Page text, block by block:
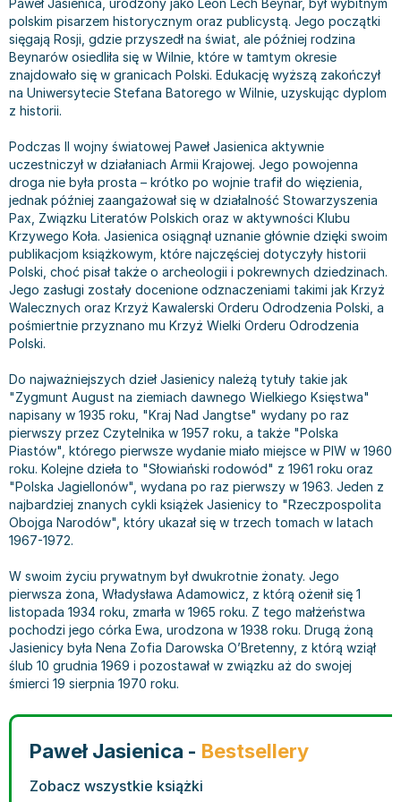
Bajki wiersze
Do kolorowania i naklejania
Kontrastowe obrazki
Kreatywne / Aktywizujące
Poznawanie świata
Edukacja przedszkolna
Liceum, Technikum
Szkoła podstawowa
Szkoły wyższe
Szkoła zawodowa
Książki: finanse, księgowość, bankowość
Książki o gospodarce
Inne
Książki o marketingu
Książki o zarządzaniu
Archeologia - książki
Historia Polski - książki
Historia świata - książki
II Wojna Światowa - książki
Książki militarne
Książki: Prawo
Inne
Książki: Prawo administracyjne
Książki: Prawo cywilne
Książki: Prawo karne
Książki: Prawo konstytucyjne
Książki: Prawo międzynarodowe
Książki: Prawo - orzecznictwo
Książki: Prawo pracy
Książki: Prawo Unii Europejskiej
Teksty aktów prawnych
Chemia - książki
Książki o fizyce i astronomii
Geografia - książki
Inne
Książki do matematyki
Książki medyczne
Książki do nauk przyrodniczych
nauki ścisłe
Książki do nauk społecznych i humanistycznych
Książki: pamiętniki, dzienniki i listy
Wywiady, wspomnienia - książki
Komiksy
Komiksy dla dorosłych
Komiksy dla dzieci
Komiksy obcojęzyczne
Fantastyka, horror - książki
Książki fantasy
Książki horrory
Science Fiction - książki
Książki kryminały
Książki z poezją, aforyzmami i dramaty
Książki dramaty
Książki humorystyczne i aforyzmy
Książki o sztuce
Książki: Film, muzyka, teatr
Książki: Historia sztuki
Książki o architekturze
Książki: Sztuka użytkowa
Książki: Sztuki wizualne
Inne
Liceum i technikum
Podręczniki do 1 klasy liceum i technikum
Podręczniki do 2 klasy liceum i technikum
Podręczniki do 3 klasy liceum i technikum
Podręczniki do klasy 4 liceum i technikum
Podręczniki do 1 klasy szkoły zawodowej
Podręczniki do 2 klasy szkoły zawodowej
Podręczniki do 3 klasy szkoły zawodowej
Książki dla dzieci
Książki dla dzieci do 2 lat
Książki: bajki dla dzieci do 2 lat
Do kąpieli i zabawy
Kolorowanki i książki do naklejania do 2 lat
Książki grające, z puzzlami i magnesami do 2 lat
Poznawanie świata dla dzieci do 2 lat - książki
Książki dla dzieci 3-5 lat
Książki: bajki dla dzieci 3-5 lat
Kolorowanki i książki do naklejania 3-5 lat
Książki do nauki języków obcych 3-5 lat
Książki do nauki pisania i liczenia 3-5 lat
Książki grające, z puzzlami i magnesami 3-5 lat
Poznawanie świata dla dzieci 3-5 lat - książki
Książki o zainteresowaniach dla dzieci 3-5 lat
Książki dla dzieci 6-8 lat
Książki do nauki czytania 6-8 lat
Książki do nauki języków obcych 6-8 lat
Książki do nauki pisania i liczenia 6-8 lat
Kreatywne i aktywizujące książki dla dzieci 6-8 lat
Poznawanie świata dla dzieci 6-8 lat - książki
Książki o zainteresowaniach dla dzieci 6-8 lat
Książki o sportowcach
Książki: Turystyka i podróże
Albumy krajoznawcze
Albumy krajoznawcze - Polska
Albumy krajoznawcze - Świat
Atlasy - Polska
Atlasy - świat
Globusy
Mapy
Mapy - Polska
Mapy - Świat
Przewodniki turystyczne
Przewodniki turystyczne - Polska
Przewodniki turystyczne - Świat
Książki: Rodzina, związki
Książki: Zdrowie
Kuchnia i diety - książki
Autorskie książki kucharskie
Ciasta, desery, wypieki - książki
Diety, zdrowe żywienie - książki
Książki kucharskie
Napoje - książki
Książki: Poradniki
Inne
Książki: Dom, ogród - poradniki
Książki: Hobby - poradniki
Książki: Moda, uroda, savoir vivre - poradniki
Książki pamiątkowe
Julian Tuwim
Bracia Grimm
Stephen King
Tanya Valko
Lauren Kate
E. L. James
Virginia C. Andrews
Waldemar Łysiak
Monika Szwaja
Camilla Läckberg
Jan Kochanowski
Henning Mankell
Beata Pawlikowska
L.J. Smith
Bear Grylls
Dean Koontz
Andrzej Sapkowski
Stephenie Meyer
Robert Ludlum
Maria Czubaszek
Nora Roberts
Katarzyna Grochola
Ewa Nowak
Robin Cook
Carlos Ruiz Zafon
Konrad Gaca
Jerzy Zięba
Jodi Picoult
Abbi Glines
Alfred Szklarski
Paweł Jasienica, urodzony jako Leon Lech Beynar, był wybitnym
polskim pisarzem historycznym oraz publicystą. Jego początki
sięgają Rosji, gdzie przyszedł na świat, ale później rodzina
Beynarów osiedliła się w Wilnie, które w tamtym okresie
znajdowało się w granicach Polski. Edukację wyższą zakończył
na Uniwersytecie Stefana Batorego w Wilnie, uzyskując dyplom
z historii.
Podczas II wojny światowej Paweł Jasienica aktywnie
uczestniczył w działaniach Armii Krajowej. Jego powojenna
droga nie była prosta – krótko po wojnie trafił do więzienia,
jednak później zaangażował się w działalność Stowarzyszenia
Pax, Związku Literatów Polskich oraz w aktywności Klubu
Krzywego Koła. Jasienica osiągnął uznanie głównie dzięki swoim
publikacjom książkowym, które najczęściej dotyczyły historii
Polski, choć pisał także o archeologii i pokrewnych dziedzinach.
Jego zasługi zostały docenione odznaczeniami takimi jak Krzyż
Walecznych oraz Krzyż Kawalerski Orderu Odrodzenia Polski, a
pośmiertnie przyznano mu Krzyż Wielki Orderu Odrodzenia
Polski.
Do najważniejszych dzieł Jasienicy należą tytuły takie jak
"Zygmunt August na ziemiach dawnego Wielkiego Księstwa"
napisany w 1935 roku, "Kraj Nad Jangtse" wydany po raz
pierwszy przez Czytelnika w 1957 roku, a także "Polska
Piastów", którego pierwsze wydanie miało miejsce w PIW w 1960
roku. Kolejne dzieła to "Słowiański rodowód" z 1961 roku oraz
"Polska Jagiellonów", wydana po raz pierwszy w 1963. Jeden z
najbardziej znanych cykli książek Jasienicy to "Rzeczpospolita
Obojga Narodów", który ukazał się w trzech tomach w latach
1967-1972.
W swoim życiu prywatnym był dwukrotnie żonaty. Jego
pierwsza żona, Władysława Adamowicz, z którą ożenił się 1
listopada 1934 roku, zmarła w 1965 roku. Z tego małżeństwa
pochodzi jego córka Ewa, urodzona w 1938 roku. Drugą żoną
Jasienicy była Nena Zofia Darowska O’Bretenny, z którą wziął
ślub 10 grudnia 1969 i pozostawał w związku aż do swojej
śmierci 19 sierpnia 1970 roku.
Paweł Jasienica - Bestsellery
Zobacz wszystkie książki